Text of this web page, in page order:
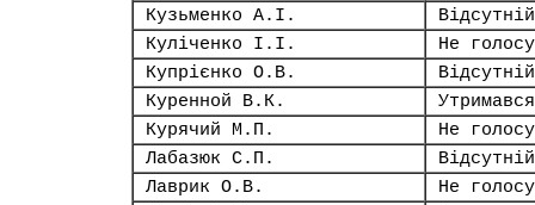
Кузьменко А.І.
Відсутній
Куліченко І.І.
Не
Купрієнко О.В.
Відсутній
Куренной В.К.
Утримався
Курячий М.П.
Не
Лабазюк С.П.
Відсутній
Лаврик О.В.
Не